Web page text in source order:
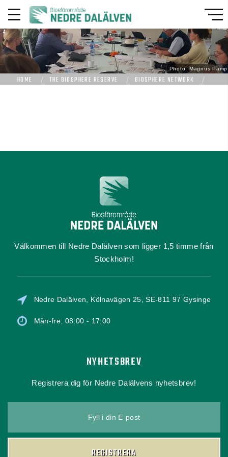
Photo: Magnus Pamp
HOME THE BIOSPHERE RESERVE BIOSPHERE NETWORK
Välkommen till Nedre Dalälven som ligger 1,5 timme från
Stockholm!
Nedre Dalälven, Kölnavägen 25, SE-811 97 Gysinge
Mån-fre: 08:00 - 17:00
NYHETSBREV
Registrera dig för Nedre Dalälvens nyhetsbrev!
Fyll i din E-post
REGISTRERA